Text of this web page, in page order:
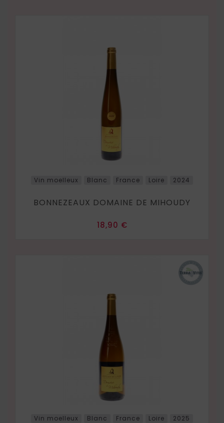
Vin moelleux Blanc France Loire 2024
BONNEZEAUX DOMAINE DE MIHOUDY
Prix
18,90 €
Vin moelleux Blanc France Loire 2025